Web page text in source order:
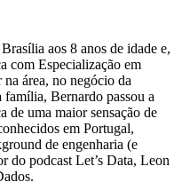
aos 8 anos de idade e,
com Especialização em
área, no negócio da
Bernardo passou a
de uma maior sensação de
em Portugal,
de engenharia (e
do podcast Let’s Data, Leon